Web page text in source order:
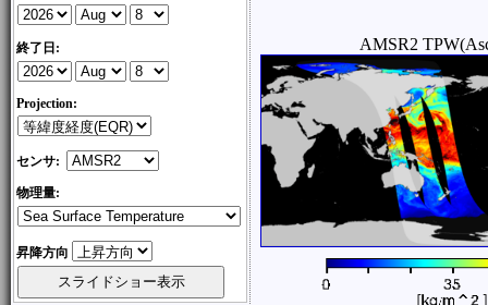
終了日:
Projection:
センサ:
物理量:
昇降方向
AMSR2